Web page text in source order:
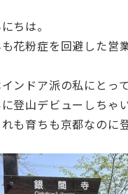
ちは。
花粉症を回避した営
ンドア派の私にとっ
登山デビューしちゃ
も育ちも京都なのに